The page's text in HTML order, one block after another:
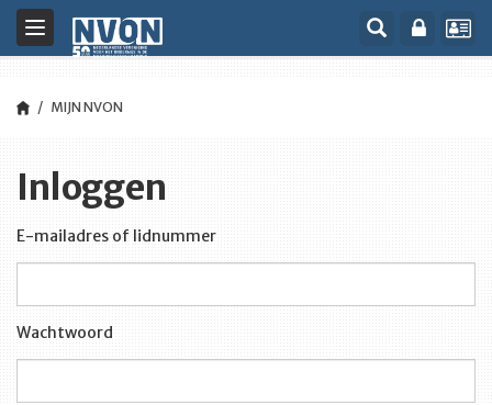
Toggle
navigation
MIJN NVON
Inloggen
E-mailadres of lidnummer
Wachtwoord